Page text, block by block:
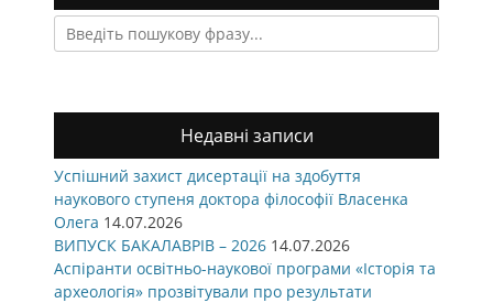
Search
for:
Недавні записи
Успішний захист дисертації на здобуття
наукового ступеня доктора філософії Власенка
Олега 14.07.2026
ВИПУСК БАКАЛАВРІВ – 2026 14.07.2026
Аспіранти освітньо-наукової програми «Історія та
археологія» прозвітували про результати